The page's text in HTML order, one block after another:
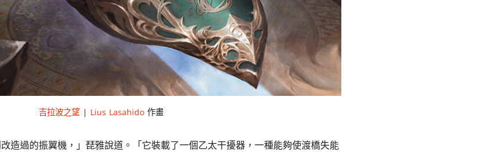
吉拉波之望| Lius Lasahido作畫
造過的振翼機，」琵雅說道。「它裝載了一個乙太干擾器，一種能夠使渡橋失能